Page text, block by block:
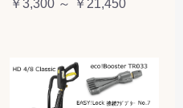
￥3,300 ～ ￥21,450